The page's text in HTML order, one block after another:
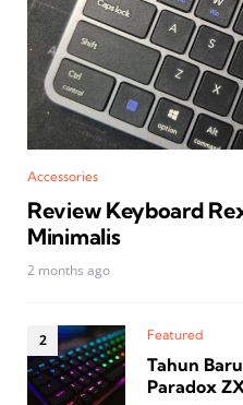
Accessories
Review Keyboard
Minimalis
2 months ago
Featured
Tahun
Paradox